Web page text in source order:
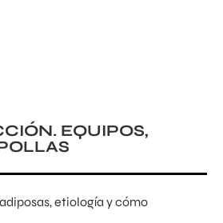
EQUIPOS,
etiología y cómo